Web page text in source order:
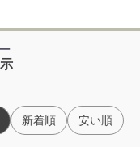
新着順 安い順